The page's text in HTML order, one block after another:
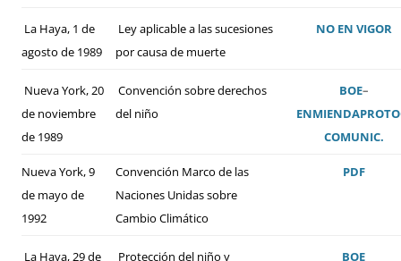
La Haya, 1 de
agosto de 1989
Ley aplicable a las sucesiones
por causa de muerte
NO EN VIGOR
Nueva York, 20
de noviembre
de 1989
Convención sobre derechos
del niño
BOE–
ENMIENDA
COMUNIC.
Nueva York, 9
de mayo de
1992
Convención Marco de las
Naciones Unidas sobre
Cambio Climático
PDF
La Haya, 29 de
Protección del niño y
BOE